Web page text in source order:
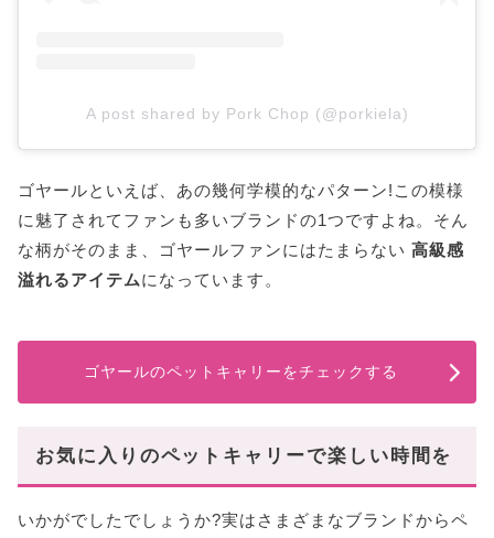
A post shared by Pork Chop (@porkiela)
ゴヤールといえば、あの幾何学模的なパターン!この模様
に魅了されてファンも多いブランドの1つですよね。そん
な柄がそのまま、ゴヤールファンにはたまらない 高級感
溢れるアイテムになっています。
ゴヤールのペットキャリーをチェックする
お気に入りのペットキャリーで楽しい時間を
いかがでしたでしょうか?実はさまざまなブランドからペ